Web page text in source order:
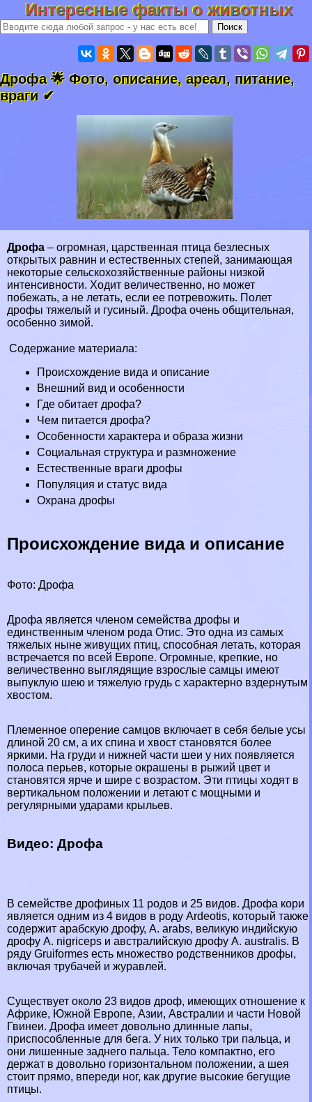
Интересные факты о животных
Дрофа 🌟 Фото, описание, ареал, питание,
враги ✔
Дрофа – огромная, царственная птица безлесных
открытых равнин и естественных степей, занимающая
некоторые сельскохозяйственные районы низкой
интенсивности. Ходит величественно, но может
побежать, а не летать, если ее потревожить. Полет
дрофы тяжелый и гусиный. Дрофа очень общительная,
особенно зимой.
Содержание материала:
Происхождение вида и описание
Внешний вид и особенности
Где обитает дрофа?
Чем питается дрофа?
Особенности хаpaктера и образа жизни
Социальная структура и размножение
Естественные враги дрофы
Популяция и статус вида
Охрана дрофы
Происхождение вида и описание
Фото: Дрофа
Дрофа является члeном семейства дрофы и
единственным члeном рода Отис. Это одна из самых
тяжелых ныне живущих птиц, способная летать, которая
встречается по всей Европе. Огромные, крепкие, но
величественно выглядящие взрослые самцы имеют
выпуклую шею и тяжелую гpyдь с хаpaктерно вздернутым
хвостом.
Племенное оперение самцов включает в себя белые усы
длиной 20 см, а их спина и хвост становятся более
яркими. На гpyди и нижней части шеи у них появляется
полоса перьев, которые окрашены в рыжий цвет и
становятся ярче и шире с возрастом. Эти птицы ходят в
вертикальном положении и летают с мощными и
регулярными ударами крыльев.
Видео: Дрофа
В семействе дрофиных 11 родов и 25 видов. Дрофа кори
является одним из 4 видов в роду Ardeotis, который также
содержит арабскую дрофу, A. arabs, великую индийскую
дрофу A. nigriceps и австралийскую дрофу A. australis. В
ряду Gruiformes есть множество родственников дрофы,
включая трубачей и журавлей.
Существует около 23 видов дроф, имеющих отношение к
Африке, Южной Европе, Азии, Австралии и части Новой
Гвинеи. Дрофа имеет довольно длинные лапы,
приспособленные для бега. У них только три пальца, и
они лишенные заднего пальца. Тело компактно, его
держат в довольно горизонтальном положении, а шея
стоит прямо, впереди ног, как другие высокие бегущие
птицы.